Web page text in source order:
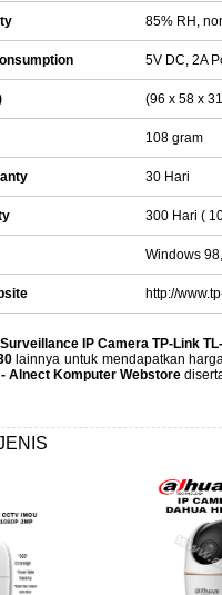
85% RH,
5V DC, 2A
(96 x 58 x
108 gram
30 Hari
300 Hari (
Windows
http://
IP Camera TP-Link
lainnya untuk mendapatkan
Alnect Komputer Webstore